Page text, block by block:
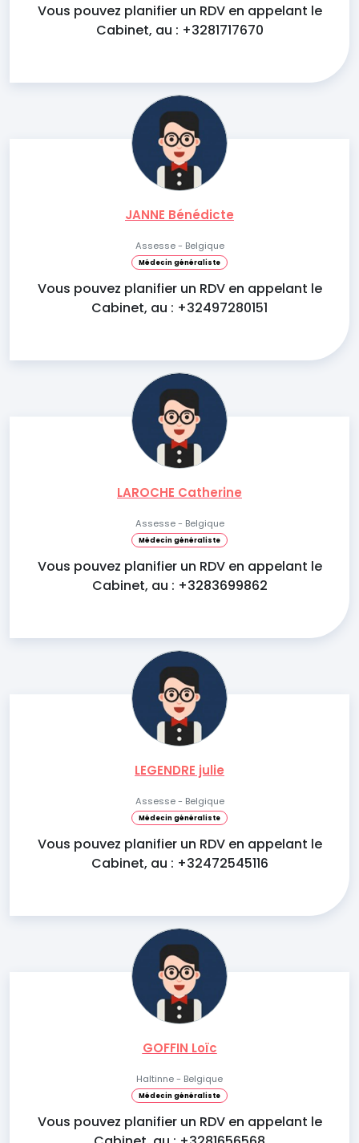
Vous pouvez planifier un RDV en appelant le
Cabinet, au : +3281717670
JANNE Bénédicte
Assesse - Belgique
Médecin généraliste
Vous pouvez planifier un RDV en appelant le
Cabinet, au : +32497280151
LAROCHE Catherine
Assesse - Belgique
Médecin généraliste
Vous pouvez planifier un RDV en appelant le
Cabinet, au : +3283699862
LEGENDRE julie
Assesse - Belgique
Médecin généraliste
Vous pouvez planifier un RDV en appelant le
Cabinet, au : +32472545116
GOFFIN Loïc
Haltinne - Belgique
Médecin généraliste
Vous pouvez planifier un RDV en appelant le